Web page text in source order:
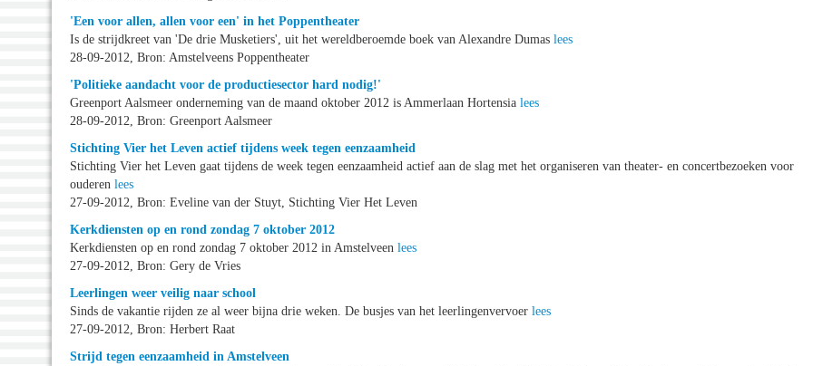
'Een voor allen, allen voor een' in het Poppentheater
Is de strijdkreet van 'De drie Musketiers', uit het wereldberoemde boek van Alexandre Dumas lees
28-09-2012, Bron: Amstelveens Poppentheater
'Politieke aandacht voor de productiesector hard nodig!'
Greenport Aalsmeer onderneming van de maand oktober 2012 is Ammerlaan Hortensia lees
28-09-2012, Bron: Greenport Aalsmeer
Stichting Vier het Leven actief tijdens week tegen eenzaamheid
Stichting Vier het Leven gaat tijdens de week tegen eenzaamheid actief aan de slag met het organiseren van theater- en concertbezoeken voor
ouderen lees
27-09-2012, Bron: Eveline van der Stuyt, Stichting Vier Het Leven
Kerkdiensten op en rond zondag 7 oktober 2012
Kerkdiensten op en rond zondag 7 oktober 2012 in Amstelveen lees
27-09-2012, Bron: Gery de Vries
Leerlingen weer veilig naar school
Sinds de vakantie rijden ze al weer bijna drie weken. De busjes van het leerlingenvervoer lees
27-09-2012, Bron: Herbert Raat
Strijd tegen eenzaamheid in Amstelveen